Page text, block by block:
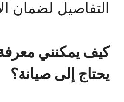
التفاصيل لضمان
كيف يمكنني
يحتاج إلى صيانة؟